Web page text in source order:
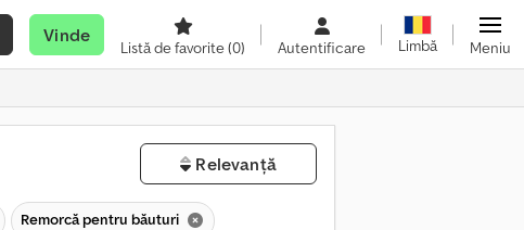
Vinde
Listă de favorite(0) Autentificare Limbă Meniu
Relevanță
Remorcă pentru băuturi